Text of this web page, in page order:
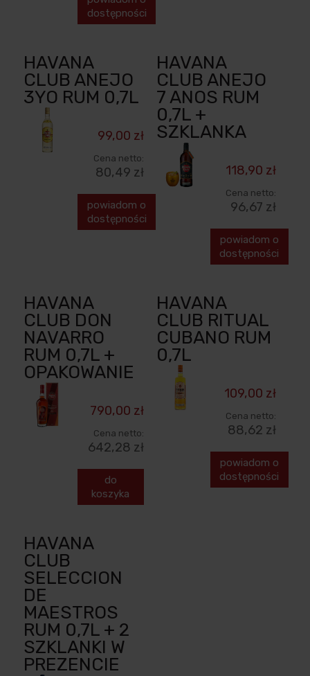
dostępności
HAVANA
CLUB ANEJO
3YO RUM 0,7L
99,00 zł
Cena netto:
80,49 zł
powiadom o
dostępności
HAVANA
CLUB ANEJO
7 ANOS RUM
0,7L +
SZKLANKA
118,90 zł
Cena netto:
96,67 zł
powiadom o
dostępności
HAVANA
CLUB DON
NAVARRO
RUM 0,7L +
OPAKOWANIE
790,00 zł
Cena netto:
642,28 zł
do
koszyka
HAVANA
CLUB RITUAL
CUBANO RUM
0,7L
109,00 zł
Cena netto:
88,62 zł
powiadom o
dostępności
HAVANA
CLUB
SELECCION
DE
MAESTROS
RUM 0,7L + 2
SZKLANKI W
PREZENCIE